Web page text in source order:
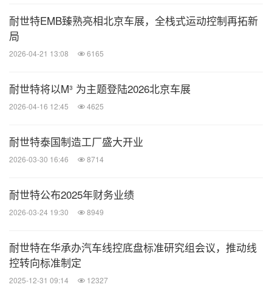
耐世特EMB臻熟亮相北京车展，全栈式运动控制再拓新
局
2026-04-21 13:08 6165
耐世特将以M³ 为主题登陆2026北京车展
2026-04-16 12:45 4625
耐世特泰国制造工厂盛大开业
2026-03-30 16:46 8714
耐世特公布2025年财务业绩
2026-03-24 19:30 8949
耐世特在华承办汽车线控底盘标准研究组会议，推动线
控转向标准制定
2025-12-31 09:14 12327